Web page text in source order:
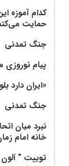
کدام آموزه
حمایت
جنگ تمدنی
پیام
«ایران دارد
جنگ تمدنی
نبرد میان
خانه امام
توییت ”